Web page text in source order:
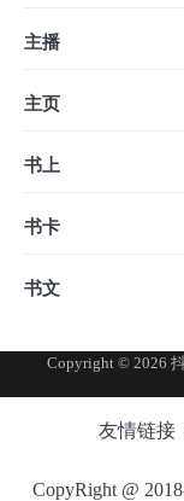
主播
主页
书上
书卡
书文
Copyright © 2026
友情链接
CopyRight @